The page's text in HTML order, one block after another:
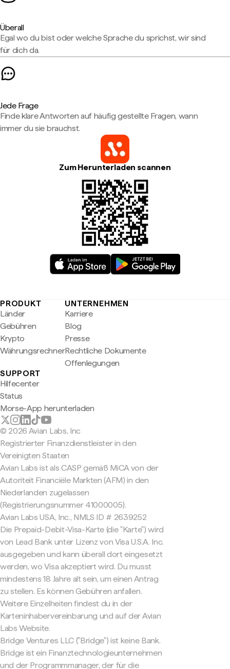
Überall
Egal wo du bist oder welche Sprache du sprichst, wir sind
für dich da.
Jede Frage
Finde klare Antworten auf häufig gestellte Fragen, wann
immer du sie brauchst.
Zum Herunterladen scannen
PRODUKT
Länder
Gebühren
Krypto
Währungsrechner
UNTERNEHMEN
Karriere
Blog
Presse
Rechtliche Dokumente
Offenlegungen
SUPPORT
Hilfecenter
Status
Morse-App herunterladen
© 2026 Avian Labs, Inc
Registrierter Finanzdienstleister in den
Vereinigten Staaten
Avian Labs ist als CASP gemäß MiCA von der
Autoriteit Financiële Markten (AFM) in den
Niederlanden zugelassen
(Registrierungsnummer 41000005).
Avian Labs USA, Inc., NMLS ID # 2639252
Die Prepaid-Debit-Visa-Karte (die "Karte") wird
von Lead Bank unter Lizenz von Visa U.S.A. Inc.
ausgegeben und kann überall dort eingesetzt
werden, wo Visa akzeptiert wird. Du musst
mindestens 18 Jahre alt sein, um einen Antrag
zu stellen. Es können Gebühren anfallen.
Weitere Einzelheiten findest du in der
Karteninhabervereinbarung und auf der Avian
Labs Website.
Bridge Ventures LLC ("Bridge") ist keine Bank.
Bridge ist ein Finanztechnologieunternehmen
und der Programmmanager, der für die